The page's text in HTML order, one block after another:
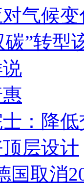
气候
碳”转
：降
层设计
国取消